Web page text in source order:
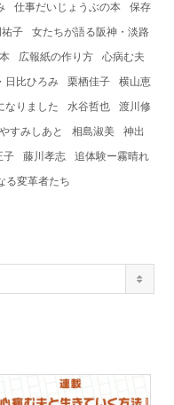
仕事だいじょうぶの本
保存
子
女たちが語る阪神・淡路
広報紙の作り方
心病む夫
日比ひろみ 栗栖佳子
横山恵
なりました 水谷哲也
渡川修
すみしあと 相島淑美
神出
子 藤川孝志
追体験ー霧晴れ
る変革者たち